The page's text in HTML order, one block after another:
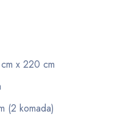
x 220 cm
(2 komada)